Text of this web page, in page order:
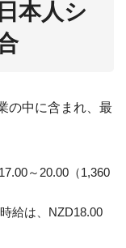
本人シ
の中に含まれ、最
～20.00（1,360
給は、NZD18.00